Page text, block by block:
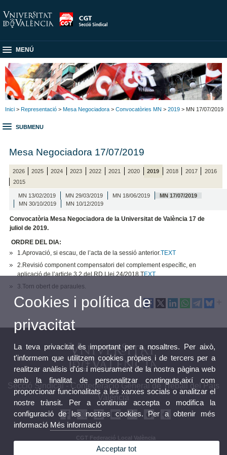
MENÚ
Inici > Representació > Mesa Negociadora > Convocatòries MN > 2019 > MN 17/07/2019
SUBMENU
Mesa Negociadora 17/07/2019
2026 2025 2024 2023 2022 2021 2020 2019 2018 2017
2016
2015
MN 13/02/2019 MN 29/03/2019 MN 18/06/2019
MN 17/07/2019
MN 30/10/2019
MN 10/12/2019
Convocatòria Mesa Negociadora de la Universitat de València 17 de
juliol de 2019.
ORDRE DEL DIA:
1.Aprovació, si escau, de l’acta de la sessió anterior.TEXT
2.Revisió component compensatori del complement específic, en
aplicació de l’article 3.2 del RD Llei 24/2018 TEXT
3.Torn obert de paraules.
Secció Sindical - Confederació General de Treball del País
València
CGT Federació Local València
CGT Confederal País Valencià
Cookies i política de
privacitat
La teva privacitat és important per a nosaltres. Per això,
t'informem que utilitzem cookies pròpies i de tercers per a
realitzar anàlisis d'ús i mesurament de la nostra pàgina web
amb la finalitat de personalitzar continguts,així com
proporcionar funcionalitats a les xarxes socials o analitzar el
nostre trànsit. Per a continuar accepta o modifica la
configuració de les nostres cookies. Per a obtenir més
informació Més informació
Acceptar tot